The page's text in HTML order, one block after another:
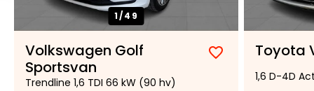
1/49
Volkswagen Golf
Sportsvan
Lisää
suosikiksi
Poista
suosikeista
Trendline 1,6 TDI 66 kW (90 hv)
Toyota
1,6 D-4D